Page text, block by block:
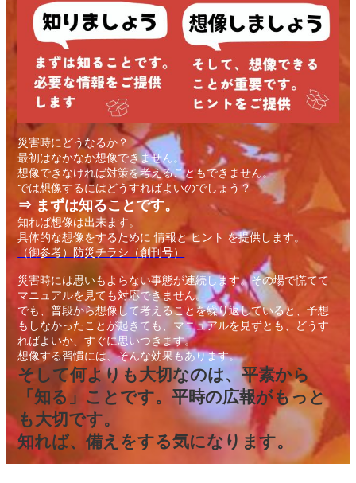
災害時にどうなるか？
最初はなかなか想像できません。
想像できなければ対策を考えることもできません。
では想像するにはどうすればよいのでしょう？
⇒ まずは知ることです。
知れば想像は出来ます。
具体的な想像をするために 情報と ヒント を提供します。
（御参考）防災チラシ（創刊号）
災害時には思いもよらない事態が連続します。その場で慌てて
マニュアルを見ても対応できません。
でも、普段から想像して考えることを繰り返していると、予想
もしなかったことが起きても、マニュアルを見ずとも、どうす
ればよいか、すぐに思いつきます。
想像する習慣には、そんな効果もあります。
そして何よりも大切なのは、平素から
「知る」ことです。平時の広報がもっと
も大切です。
知れば、備えをする気になります。